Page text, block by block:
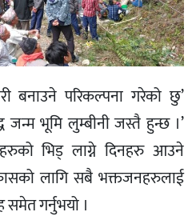
बनाउने परिकल्पना गरेको छु’
जन्म भूमि लुम्बीनी जस्तै हुन्छ ।’
भिड् लाग्ने दिनहरु आउने
लागि सबै भक्तजनहरुलाई
गर्नुभयो ।